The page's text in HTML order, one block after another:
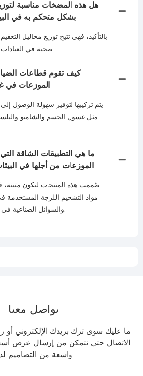
هل هذه المضخات مناسبة
بشكل متحكم به في
بالتأكيد، فهي تتيح توزيع محاليل
صحية في العيادات والمستشفيات.
كيف تقوم قطاعات
الموزعات في
يتم تركيبها لتوفير سهولة الوصول
مثل غسول الجسم والشامبو
ما هي التطبيقات الشاقة
الموزعات من أجلها في
صُممت هذه المنتجات لتكون متينة،
مواد التشحيم اللزجة
والسوائل الصناعية في البيئات الصعبة.
تواصل معنا
ما عليك سوى ترك بريدك الإلكتروني أو
الاتصال حتى نتمكن من إرسال عرض
واسعة من التصاميم لدينا.